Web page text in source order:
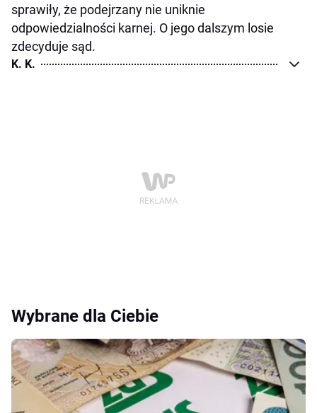
sprawiły, że podejrzany nie uniknie
odpowiedzialności karnej. O jego dalszym losie
zdecyduje sąd.
K. K.
Wybrane dla Ciebie